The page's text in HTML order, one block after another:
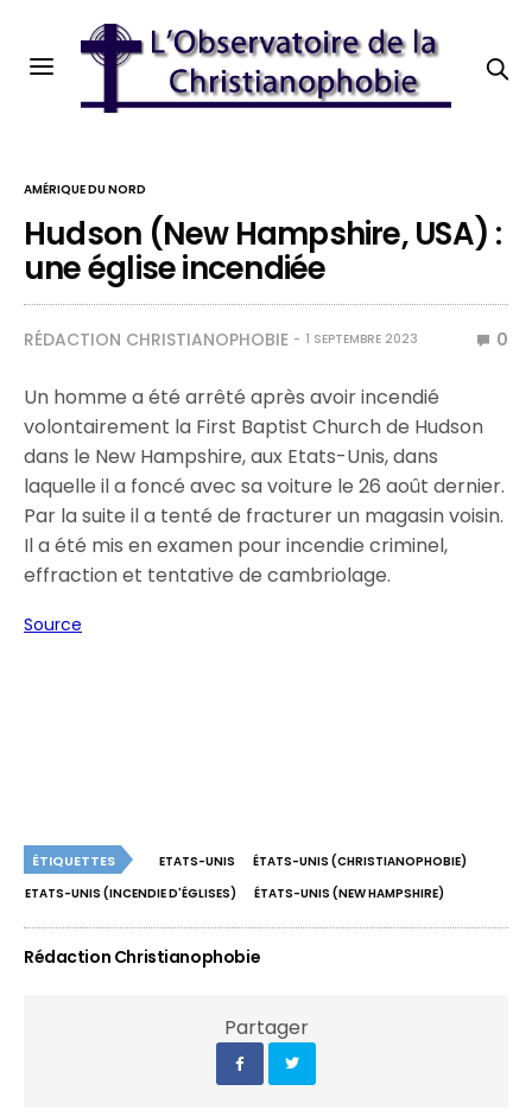
AMÉRIQUE DU NORD
Hudson (New Hampshire, USA) :
une église incendiée
RÉDACTION CHRISTIANOPHOBIE 1 SEPTEMBRE 2023 0
Un homme a été arrêté après avoir incendié
volontairement la First Baptist Church de Hudson
dans le New Hampshire, aux Etats-Unis, dans
laquelle il a foncé avec sa voiture le 26 août dernier.
Par la suite il a tenté de fracturer un magasin voisin.
Il a été mis en examen pour incendie criminel,
effraction et tentative de cambriolage.
Source
ÉTIQUETTES ETATS-UNIS
ÉTATS-UNIS (CHRISTIANOPHOBIE)
ETATS-UNIS (INCENDIE D'ÉGLISES)
ÉTATS-UNIS (NEW HAMPSHIRE)
Rédaction Christianophobie
Partager